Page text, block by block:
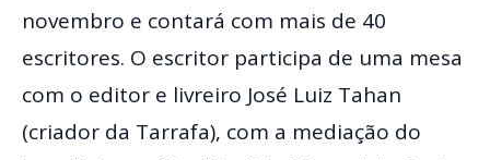
novembro e contará com mais de 40
escritores. O escritor participa de uma mesa
com o editor e livreiro José Luiz Tahan
(criador da Tarrafa), com a mediação do